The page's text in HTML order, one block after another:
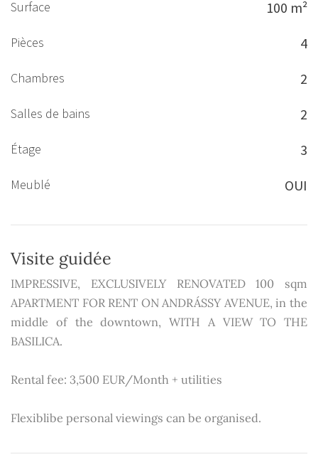
Surface 100 m²
Pièces 4
Chambres 2
Salles de bains 2
Étage 3
Meublé OUI
Visite guidée
IMPRESSIVE, EXCLUSIVELY RENOVATED 100 sqm
APARTMENT FOR RENT ON ANDRÁSSY AVENUE, in the
middle of the downtown, WITH A VIEW TO THE
BASILICA.
Rental fee: 3,500 EUR/Month + utilities
Flexiblibe personal viewings can be organised.